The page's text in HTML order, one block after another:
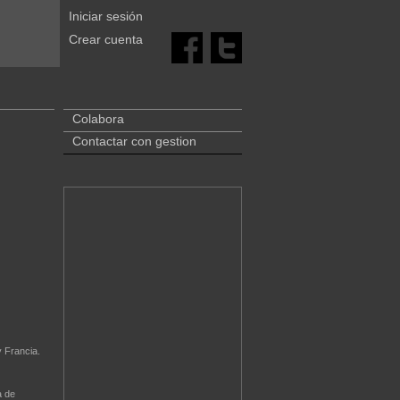
Iniciar sesión
Crear cuenta
Francia.
de
Colabora
Contactar con gestion